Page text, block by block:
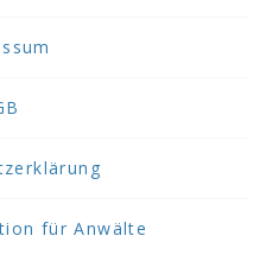
für Anwälte